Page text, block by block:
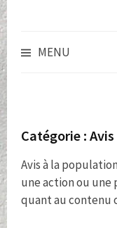
MENU
Catégorie :Avis
Avis à la
une action ou
quant au contenu